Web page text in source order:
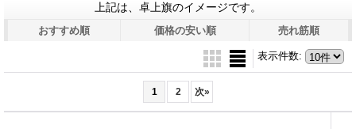
上記は、卓上旗のイメージです。
おすすめ順 価格の安い順 売れ筋順
表示件数:
1 2 次»